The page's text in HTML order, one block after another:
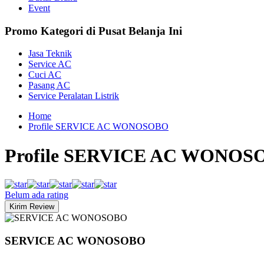
Event
Promo Kategori di Pusat Belanja Ini
Jasa Teknik
Service AC
Cuci AC
Pasang AC
Service Peralatan Listrik
Home
Profile SERVICE AC WONOSOBO
Profile SERVICE AC
Belum ada rating
SERVICE AC WONOSOBO